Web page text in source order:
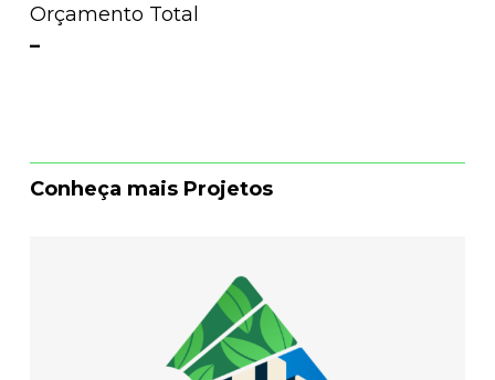
Orçamento Total
–
Conheça mais Projetos